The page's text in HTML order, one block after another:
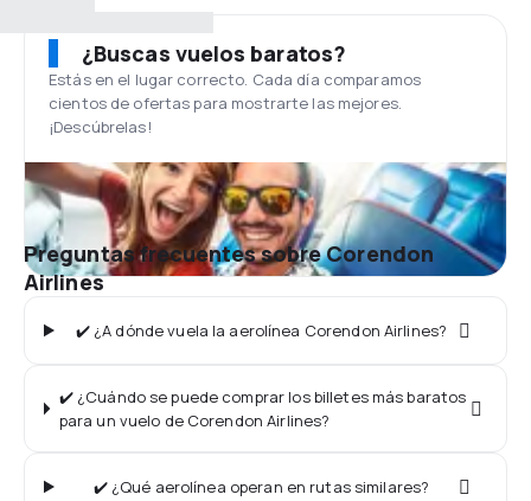
¿Buscas vuelos baratos?
Estás en el lugar correcto. Cada día comparamos
cientos de ofertas para mostrarte las mejores.
¡Descúbrelas!
Preguntas frecuentes sobre Corendon
Airlines
✔️ ¿A dónde vuela la aerolínea Corendon Airlines?
✔️ ¿Cuándo se puede comprar los billetes más baratos
para un vuelo de Corendon Airlines?
✔️ ¿Qué aerolínea operan en rutas similares?